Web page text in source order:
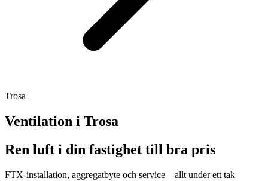
Trosa
Ventilation i Trosa
Ren luft i din fastighet till bra pris
FTX-installation, aggregatbyte och service – allt under ett tak